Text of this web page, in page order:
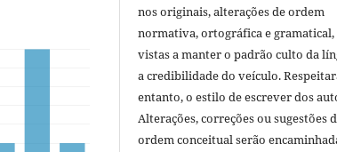
nos originais, alterações de ordem
normativa, ortográfica e gramatical,
vistas a manter o padrão culto da
a credibilidade do veículo.
entanto, o estilo de escrever dos
Alterações, correções ou sugestões
ordem conceitual serão